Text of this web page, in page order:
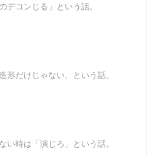
デコンじる」という話。
形だけじゃない、という話。
い時は「演じろ」という話。